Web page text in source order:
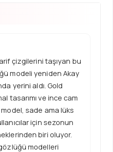
çizgilerini taşıyan bu
modeli yeniden Akay
yerini aldı. Gold
tasarımı ve ince cam
sade ama lüks
için sezonun
biri oluyor.
modelleri